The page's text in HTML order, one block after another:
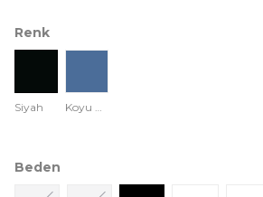
Renk
Siyah Koyu Mavi
Beden